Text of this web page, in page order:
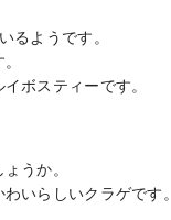
るようです。
ボスティーです。
うか。
いらしいクラゲです。